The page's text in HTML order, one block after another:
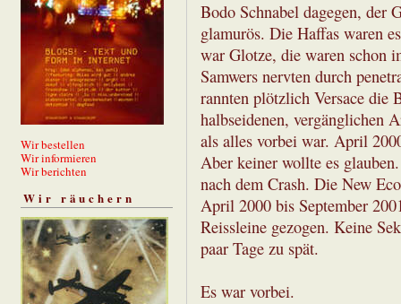
Wir bestellen
Wir informieren
Wir berichten
Wir räuchern
Bodo Schnabel dagegen, der
glamurös. Die Haffas waren
war Glotze, die waren schon
Samwers nervten durch
rannten plötzlich Versace die
halbseidenen, vergänglichen
als alles vorbei war. April
Aber keiner wollte es
nach dem Crash. Die New
April 2000 bis September
Reissleine gezogen. Keine
paar Tage zu spät.
Es war vorbei.